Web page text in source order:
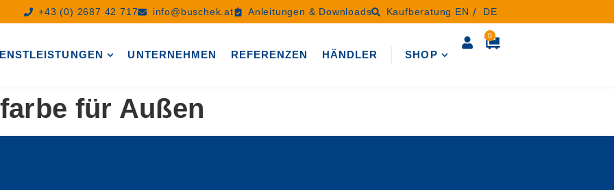
+43 (0) 2687 42 717 info@buschek.at Anleitungen & Downloads Kaufberatung EN DE
UNTERNEHMEN REFERENZEN HÄNDLER SHOP
0
für Außen